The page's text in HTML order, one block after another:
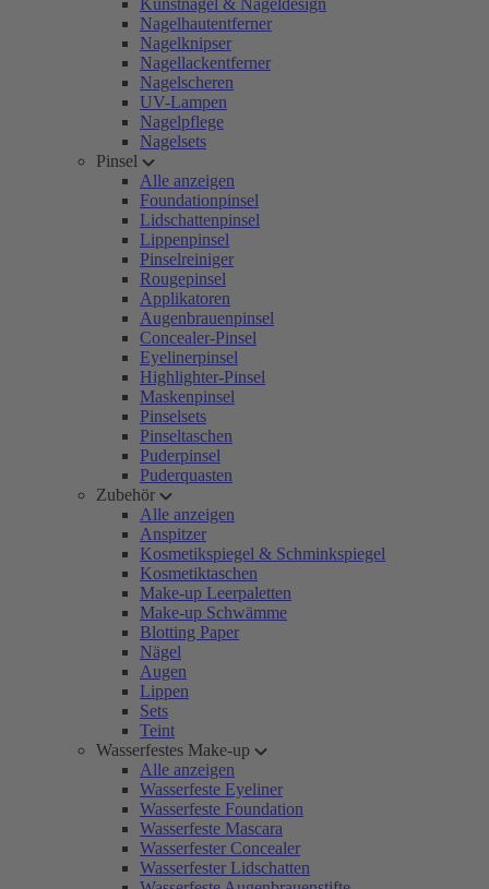
Kunstnägel & Nageldesign
Nagelhautentferner
Nagelknipser
Nagellackentferner
Nagelscheren
UV-Lampen
Nagelpflege
Nagelsets
Pinsel
Alle anzeigen
Foundationpinsel
Lidschattenpinsel
Lippenpinsel
Pinselreiniger
Rougepinsel
Applikatoren
Augenbrauenpinsel
Concealer-Pinsel
Eyelinerpinsel
Highlighter-Pinsel
Maskenpinsel
Pinselsets
Pinseltaschen
Puderpinsel
Puderquasten
Zubehör
Alle anzeigen
Anspitzer
Kosmetikspiegel & Schminkspiegel
Kosmetiktaschen
Make-up Leerpaletten
Make-up Schwämme
Blotting Paper
Nägel
Augen
Lippen
Sets
Teint
Wasserfestes Make-up
Alle anzeigen
Wasserfeste Eyeliner
Wasserfeste Foundation
Wasserfeste Mascara
Wasserfester Concealer
Wasserfester Lidschatten